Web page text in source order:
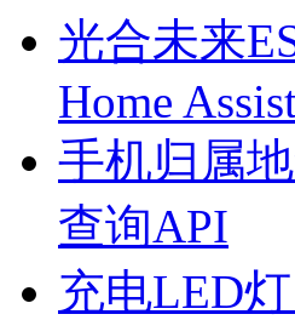
光合未来
Home
手机归属
查询API
充电LED灯